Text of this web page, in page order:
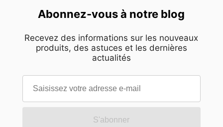
Abonnez-vous à notre blog
Recevez des informations sur les nouveaux
produits, des astuces et les dernières
actualités
S'abonner